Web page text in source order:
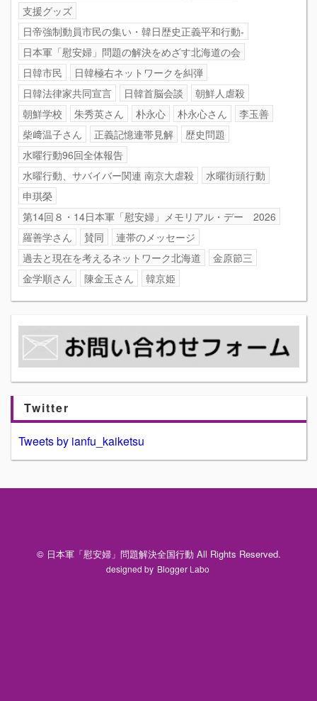
支援グッズ
日帝強制動員市民の集い・韓日歴史正義平和行動-
日本軍「慰安婦」問題の解決をめざす北海道の会
日韓市民
日韓極右ネットワークを糾弾
日韓法律家共同宣言
日韓首脳会談
朝鮮人虐殺
朝鮮学校
朱秀英さん 朴永心 朴永心さん
李玉善
柴﨑温子さん
正義記憶連帯見解
歴史問題
水曜行動96回全体報告
水曜行動、サバイバー関連 南京大虐殺
水曜街頭行動
申琪榮
第14回８・14日本軍「慰安婦」メモリアル・デー 2026
羅善学さん
賛同
連帯のメッセージ
過去と現在を考えるネットワーク北海道
金原節三
金学順さん
陳金玉さん 韓京姫
Twitter
Tweets by ianfu_kaiketsu
© 日本軍「慰安婦」問題解決全国行動 All Rights Reserved.
designed by Blogger Labo